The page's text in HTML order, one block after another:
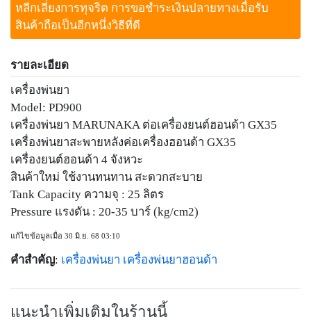
หลีกเลี่ยงการทุจริต การขอชำระเงินปลายทางเมื่อรับ
สินค้าถือเป็นอีกหนึ่งวิธีที่ดี
รายละเอียด
เครื่องพ่นยา
Model: PD900
เครื่องพ่นยา MARUNAKA ต่อเครื่องยนต์ฮอนด้า GX35
เครื่องพ่นยาสะพายหลังค่อเครื่องฮอนด้า GX35
เครื่องยนต์ฮอนด้า 4 จังหวะ
สินค้าใหม่ ใช้งานทนทาน สะดวกสะบาย
Tank Capacity ความจุ : 25 ลิตร
Pressure แรงดัน : 20-35 บาร์ (kg/cm2)
แก้ไขข้อมูลเมื่อ 30 มิ.ย. 68 03:10
คำสำคัญ: เครื่องพ่นยา เครื่องพ่นยาฮอนด้า
แนะนำเพิ่มเติมในร้านนี้